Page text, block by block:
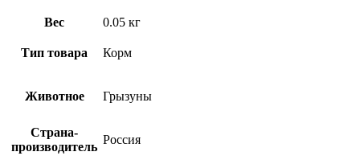
Вес 0.05 кг
Тип товара Корм
Животное Грызуны
Страна-
производитель
Россия